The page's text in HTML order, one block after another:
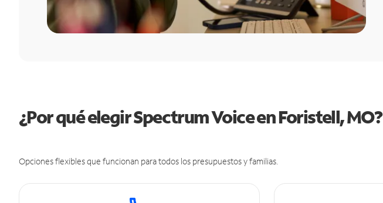
¿Por qué elegir Spectrum Voice en Foristell, MO?
Opciones flexibles que funcionan para todos los presupuestos y familias.